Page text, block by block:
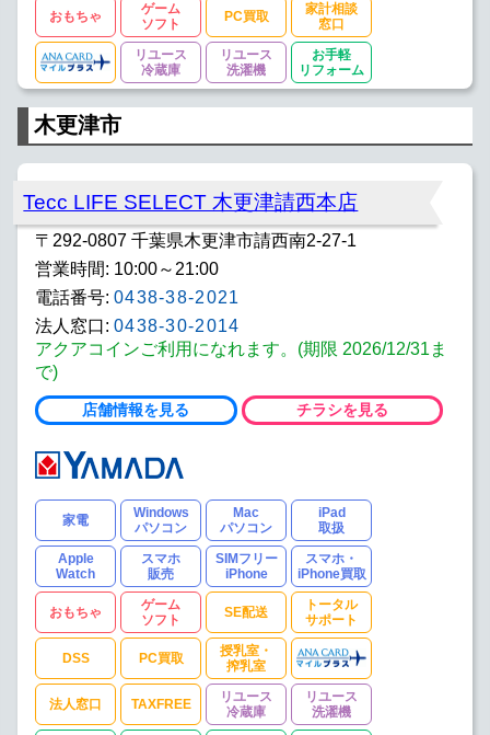
おもちゃ
ゲーム
ソフト
PC買取
家計相談
窓口
リユース
冷蔵庫
リユース
洗濯機
お手軽
リフォーム
木更津市
Tecc LIFE SELECT 木更津請西本店
〒292-0807 千葉県木更津市請西南2-27-1
営業時間: 10:00～21:00
電話番号: 0438-38-2021
法人窓口: 0438-30-2014
アクアコインご利用になれます。(期限 2026/12/31ま
で)
店舗情報を見る チラシを見る
家電
Windows
パソコン
Mac
パソコン
iPad
取扱
Apple
Watch
スマホ
販売
SIMフリー
iPhone
スマホ・
iPhone買取
おもちゃ
ゲーム
ソフト
SE配送
トータル
サポート
DSS PC買取
授乳室・
搾乳室
法人窓口 TAXFREE
リユース
冷蔵庫
リユース
洗濯機